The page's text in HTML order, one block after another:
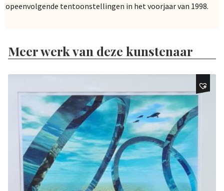
opeenvolgende tentoonstellingen in het voorjaar van 1998.
Meer werk van deze kunstenaar